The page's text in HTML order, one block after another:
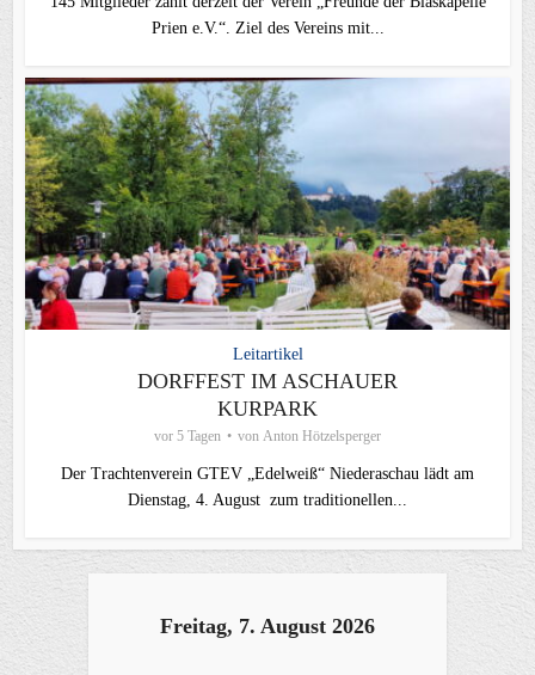
Prien e.V.“. Ziel des Vereins mit...
Leitartikel
DORFFEST IM ASCHAUER
KURPARK
vor 5 Tagen von Anton Hötzelsperger
Der Trachtenverein GTEV „Edelweiß“ Niederaschau lädt am
Dienstag, 4. August zum traditionellen...
Freitag, 7. August 2026